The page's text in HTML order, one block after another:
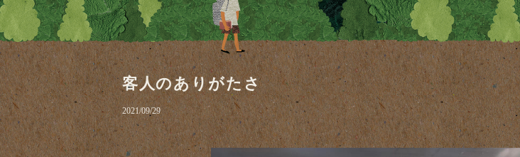
客人のありがたさ
2021/09/29